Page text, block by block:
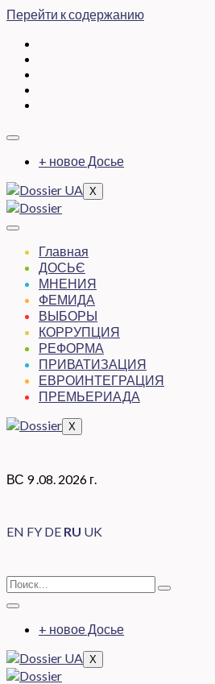
Перейти к содержанию
+ новое Досье
X
Главная
ДОСЬЄ
МНЕНИЯ
ФЕМИДА
ВЫБОРЫ
КОРРУПЦИЯ
РЕФОРМА
ПРИВАТИЗАЦИЯ
ЕВРОИНТЕГРАЦИЯ
ПРЕМЬЕРИАДА
X
ВС 9 .08. 2026 г.
EN FY DE RU UK
+ новое Досье
X